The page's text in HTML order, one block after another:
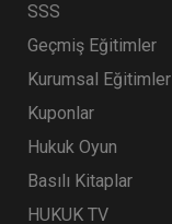
SSS
Geçmiş Eğitimler
Kurumsal Eğitimler
Kuponlar
Hukuk Oyun
Basılı Kitaplar
HUKUK TV